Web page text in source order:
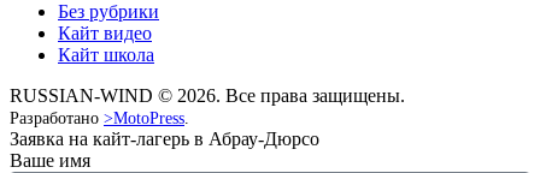
Без рубрики
Кайт видео
Кайт школа
RUSSIAN-WIND © 2026. Все права защищены.
Разработано >MotoPress.
Заявка на кайт-лагерь в Абрау-Дюрсо
Ваше имя